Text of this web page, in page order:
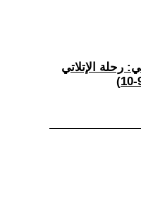
رحلة الإتلاتي